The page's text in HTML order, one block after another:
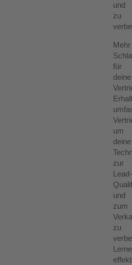
und
zu
Mehr
für
deine
um
deine
zur
Lead-
und
zum
zu
Lerne